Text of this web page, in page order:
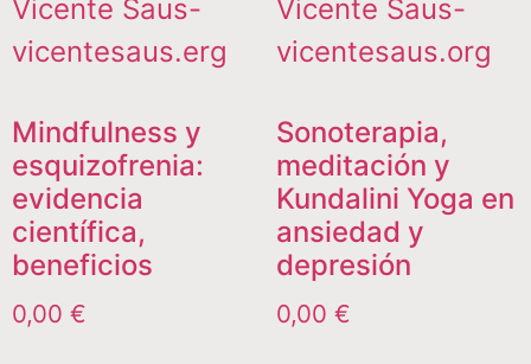
Mindfulness y
esquizofrenia:
evidencia
científica,
beneficios
0,00 €
Sonoterapia,
meditación y
Kundalini Yoga en
ansiedad y
depresión
0,00 €